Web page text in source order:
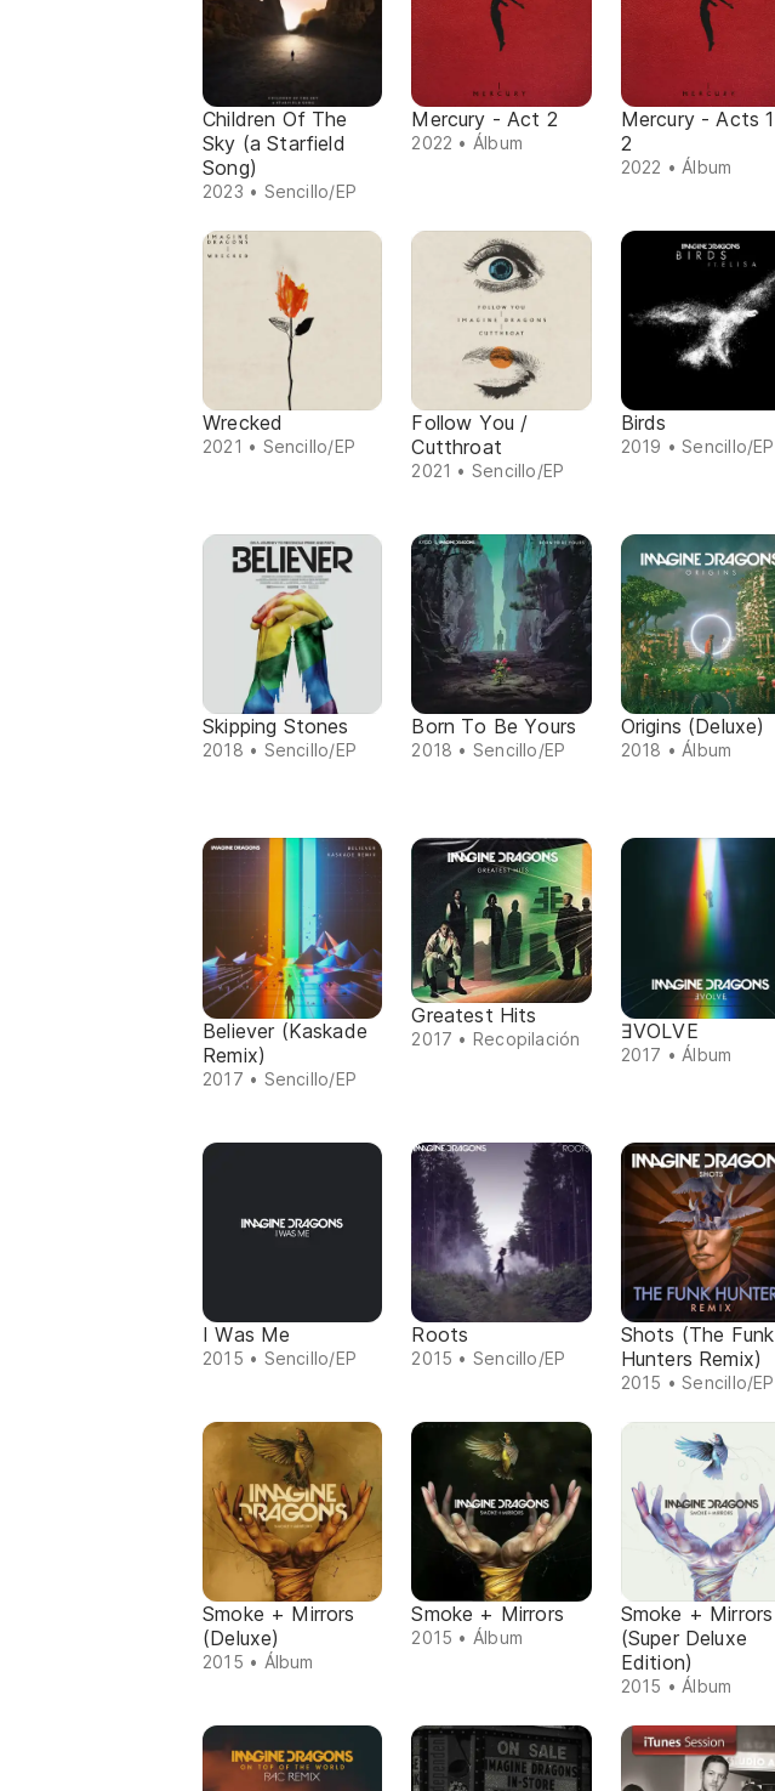
Children Of The
Sky (a Starfield
Song)
2023 • Sencillo/EP
Mercury - Act 2
2022 • Álbum
Mercury - Acts 1 &
2
2022 • Álbum
Wrecked
2021 • Sencillo/EP
Follow You /
Cutthroat
2021 • Sencillo/EP
Birds
2019 • Sencillo/EP
Skipping Stones
2018 • Sencillo/EP
Born To Be Yours
2018 • Sencillo/EP
Origins (Deluxe)
2018 • Álbum
Believer (Kaskade
Remix)
2017 • Sencillo/EP
Greatest Hits
2017 • Recopilación ƎVOLVE
2017 • Álbum
I Was Me
2015 • Sencillo/EP
Roots
2015 • Sencillo/EP
Shots (The Funk
Hunters Remix)
2015 • Sencillo/EP
Smoke + Mirrors
(Deluxe)
2015 • Álbum
Smoke + Mirrors
2015 • Álbum
Smoke + Mirrors
(Super Deluxe
Edition)
2015 • Álbum